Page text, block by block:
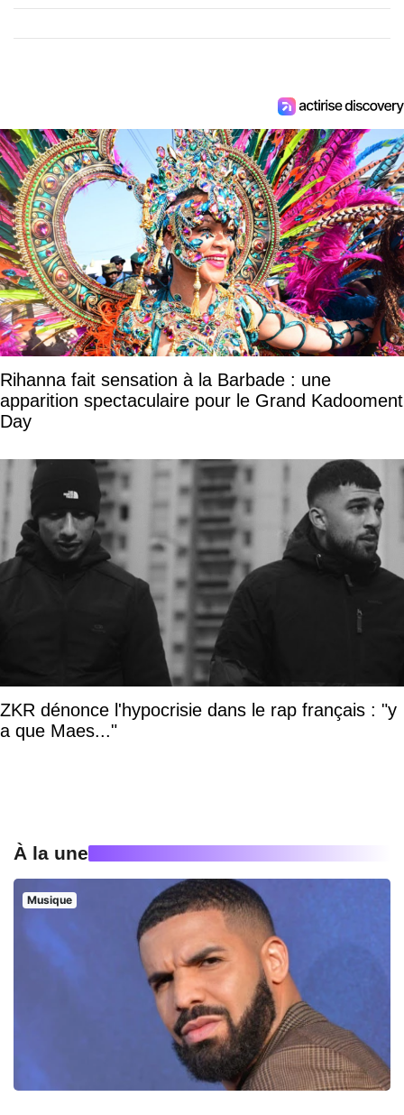
Rihanna fait sensation à la Barbade : une
apparition spectaculaire pour le Grand Kadooment
Day
ZKR dénonce l'hypocrisie dans le rap français : "y
a que Maes..."
À la une
Musique